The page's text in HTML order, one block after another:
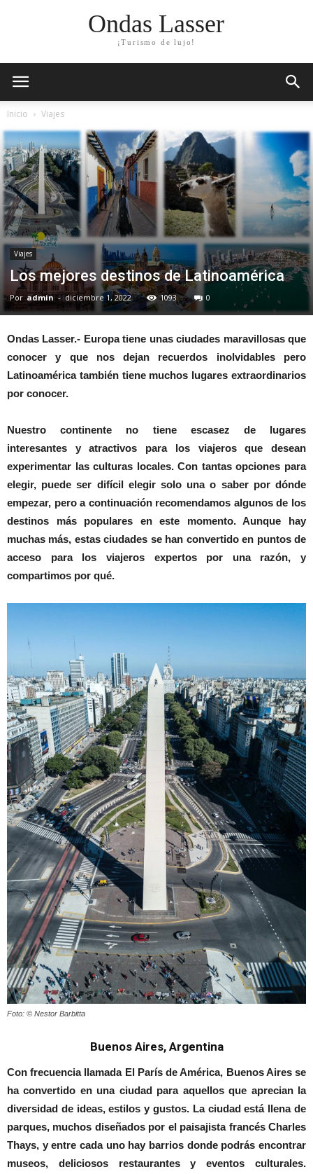
Ondas Lasser
¡Turismo de lujo!
Inicio Viajes
Viajes
Los mejores destinos de Latinoamérica
Por admin - diciembre 1, 2022 1093 0
Ondas Lasser.- Europa tiene unas ciudades maravillosas que
conocer y que nos dejan recuerdos inolvidables pero
Latinoamérica también tiene muchos lugares extraordinarios
por conocer.
Nuestro continente no tiene escasez de lugares
interesantes y atractivos para los viajeros que desean
experimentar las culturas locales. Con tantas opciones para
elegir, puede ser difícil elegir solo una o saber por dónde
empezar, pero a continuación recomendamos algunos de los
destinos más populares en este momento. Aunque hay
muchas más, estas ciudades se han convertido en puntos de
acceso para los viajeros expertos por una razón, y
compartimos por qué.
Foto: © Nestor Barbitta
Buenos Aires, Argentina
Con frecuencia llamada El París de América, Buenos Aires se
ha convertido en una ciudad para aquellos que aprecian la
diversidad de ideas, estilos y gustos. La ciudad está llena de
parques, muchos diseñados por el paisajista francés Charles
Thays, y entre cada uno hay barrios donde podrás encontrar
museos, deliciosos restaurantes y eventos culturales.